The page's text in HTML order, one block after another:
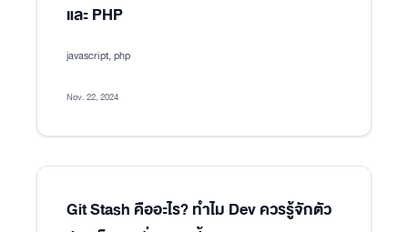
และ PHP
javascript, php
Nov. 22, 2024
Git Stash คืออะไร? ทำไม Dev ควรรู้จักตัว